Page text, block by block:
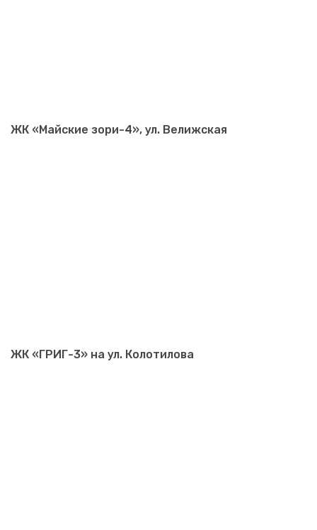
ЖК «Майские зори-4», ул. Велижская
ЖК «ГРИГ-3» на ул. Колотилова